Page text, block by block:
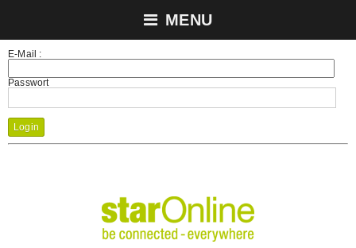
MENU
E-Mail :
Passwort
Login